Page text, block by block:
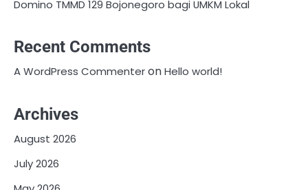
Domino TMMD 129 Bojonegoro bagi UMKM Lokal
Recent Comments
A WordPress CommenteronHello world!
Archives
August 2026
July 2026